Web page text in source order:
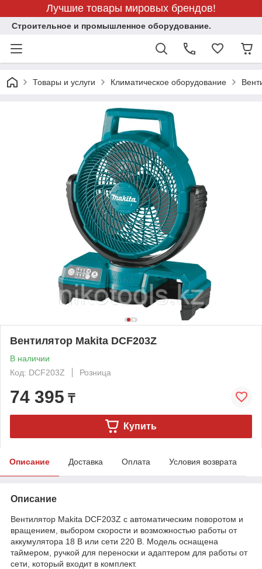
Лучшие товары мировых брендов!
Строительное и промышленное оборудование.
Товары и услуги Климатическое оборудование
Вентилятор Makita DCF203Z
В наличии
Код: DCF203Z
Розница
74 395 ₸
Купить
Описание Доставка Оплата Условия возврата
Описание
Вентилятор Makita DCF203Z с автоматическим поворотом и
вращением, выбором скорости и возможностью работы от
аккумулятора 18 В или сети 220 В. Модель оснащена
таймером, ручкой для переноски и адаптером для работы от
сети, который входит в комплект.